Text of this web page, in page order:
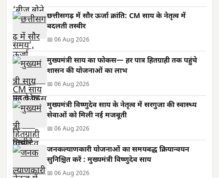
छत्तीसगढ़ में सौर ऊर्जा क्रांति: CM साय के नेतृत्व में
बदलती तस्वीर
📅 06 Aug 2026
मुख्यमंत्री साय का फोकस— हर पात्र हितग्राही तक पहुंचे
शासन की योजनाओं का लाभ
📅 06 Aug 2026
मुख्यमंत्री विष्णुदेव साय के नेतृत्व में सरगुजा की स्वास्थ्य
सेवाओं को मिली नई मजबूती
📅 06 Aug 2026
जनकल्याणकारी योजनाओं का समयबद्ध क्रियान्वयन
सुनिश्चित करें : मुख्यमंत्री विष्णुदेव साय
📅 06 Aug 2026